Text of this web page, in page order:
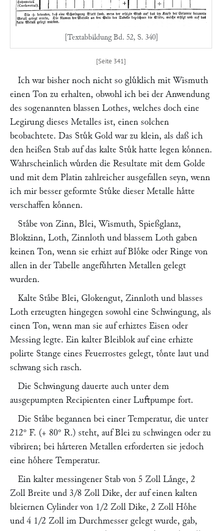
[Textabbildung Bd. 52, S. 340]
Ich war bisher noch nicht so gluͤklich mit Wismuth
einen Ton zu erhalten, obwohl ich bei der Anwendung
des sogenannten blassen Lothes, welches doch eine
Legirung dieses Metalles ist, einen solchen
beobachtete. Das Stuͤk Gold war zu klein, als daß ich
den heißen Stab auf das kalte Stuͤk hatte legen koͤnnen.
Wahrscheinlich wuͤrden die Resultate mit dem Golde
und mit dem Platin zahlreicher ausgefallen seyn, wenn
ich mir besser geformte Stuͤke dieser Metalle haͤtte
verschaffen koͤnnen.
Staͤbe von Zinn, Blei, Wismuth, Spießglanz,
Blokzinn, Loth, Zinnloth und blassem Loth gaben
keinen Ton, wenn sie erhizt auf Bloͤke oder Ringe von
allen in der Tabelle angefuͤhrten Metallen gelegt
wurden.
Kalte Staͤbe Blei, Glokengut, Zinnloth und blasses
Loth erzeugten hingegen sowohl eine Schwingung, als
einen Ton, wenn man sie auf erhiztes Eisen oder
Messing legte. Ein kalter Bleiblok auf eine erhizte
polirte Stange eines Feuerrostes gelegt, toͤnte laut und
schwang sich rasch.
Die Schwingung dauerte auch unter dem
ausgepumpten Recipienten einer Luftpumpe fort.
Die Staͤbe begannen bei einer Temperatur, die unter
212° F. (+ 80° R.) steht, auf Blei zu schwingen oder zu
vibriren; bei haͤrteren Metallen erforderten sie jedoch
eine hoͤhere Temperatur.
Ein kalter messingener Stab von 5 Zoll Laͤnge, 2
Zoll Breite und 3/8 Zoll Dike, der auf einen kalten
bleiernen Cylinder von 1/2 Zoll Dike, 2 Zoll Hoͤhe
und 4 1/2 Zoll im Durchmesser gelegt wurde, gab,